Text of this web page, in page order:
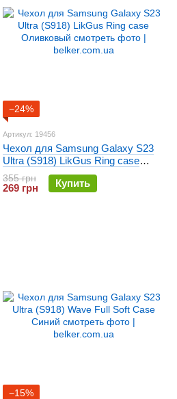
−24%
Артикул: 19456
Чехол для Samsung Galaxy S23
Ultra (S918) LikGus Ring case
Оливковый
355 грн
269 грн Купить
−15%